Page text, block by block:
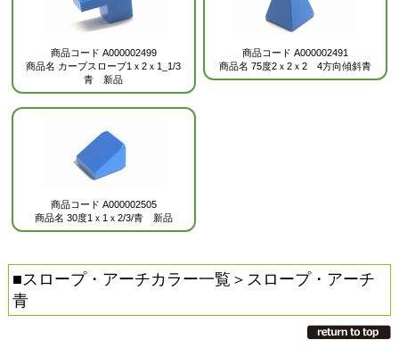
商品コード A000002499
商品名 カーブスロープ1ｘ2ｘ1_1/3
青 新品
商品コード A000002491
商品名 75度2ｘ2ｘ2 4方向傾斜青
商品コード A000002505
商品名 30度1ｘ1ｘ2/3/青 新品
■スロープ・アーチカラー一覧 ＞スロープ・アーチ
青